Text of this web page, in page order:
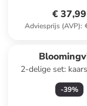
€ 37,99
Adviesprijs (AVP):
2-delige set:
''Caty'' wit/
-39%